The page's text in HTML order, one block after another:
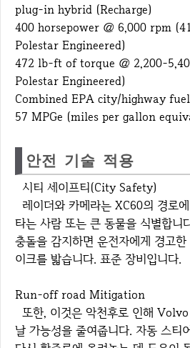
plug-in hybrid (Recharge)
400 horsepower @ 6,000 rpm
Polestar Engineered)
472 lb-ft of torque @ 2,200-
Polestar Engineered)
Combined EPA city/highway
57 MPGe (miles per gallon
안전 기술 적용
시티 세이프티(City Safety)
레이더와 카메라는 XC60의 경로에 있는 다른 차량, 자전거
타는 사람 또는 큰 동물을 식별합
충돌을 감지하면 운전자에게 경고
이크를 밟습니다. 표준 장비입니다.
Run-off road Mitigation
또한, 이것은 악천후로 인해 Volvo XC60이 도로에서 벗어
날 가능성을 줄여줍니다. 자동 스티